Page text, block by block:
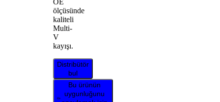
ölçüsünde
kaliteli
Multi-
V
kayışı.
Distribütör
bul
Bu ürünün
uygunluğunu